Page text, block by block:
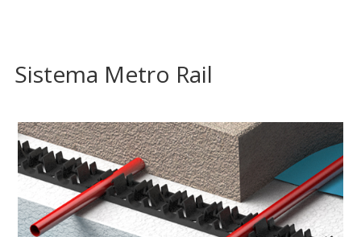
Sistema Metro Rail